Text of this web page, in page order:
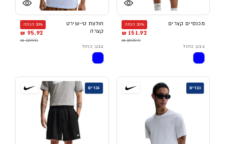
מכנסיים קצרים 20% הנחה
151.92 ₪
189.90 ₪
צבע: כחול
חולצת טי-שירט
קצרה
20% הנחה
95.92 ₪
119.90 ₪
צבע: כחול
גברים גברים